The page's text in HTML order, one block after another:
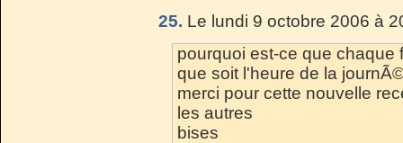
25. Le lundi 9 octobre 2006 à
pourquoi est-ce que chaque
que soit l'heure de la
merci pour cette nouvelle
les autres
bises